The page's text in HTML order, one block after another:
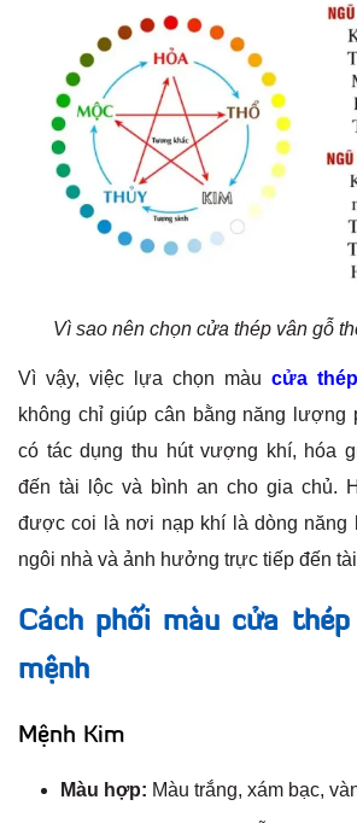
Vì sao nên chọn cửa thép vân gỗ
Vì vậy, việc lựa chọn màu cửa
không chỉ giúp cân bằng năng lượng
có tác dụng thu hút vượng khí, hóa
đến tài lộc và bình an cho gia chủ.
được coi là nơi nạp khí là dòng năng
ngôi nhà và ảnh hưởng trực tiếp đến
Cách phối màu cửa
mệnh
Mệnh Kim
Màu hợp: Màu trắng, xám bạc,